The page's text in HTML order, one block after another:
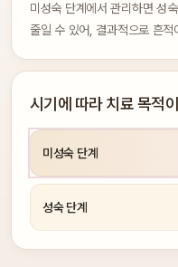
미성숙 단계에서 관리하면 성
줄일 수 있어, 결과적으로 흔
시기에 따라 치료 목적
미성숙 단계
성숙 단계